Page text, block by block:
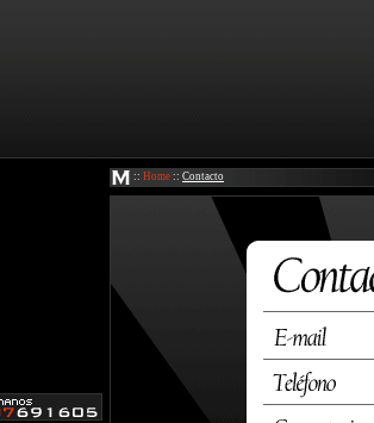
:: Home :: Contacto